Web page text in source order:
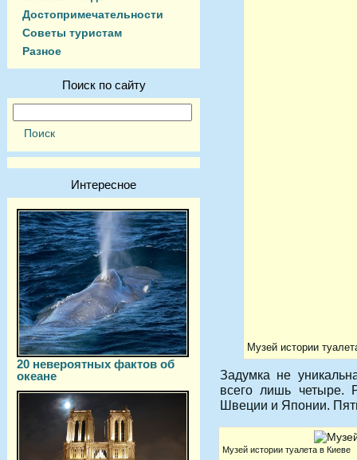
Достопримечательности
Советы туристам
Разное
Поиск по сайту
Интересное
20 невероятных фактов об
океане
Музей истории
Задумка не
всего лишь четыре.
Швеции и Японии.
Музей истории туалета в Киеве